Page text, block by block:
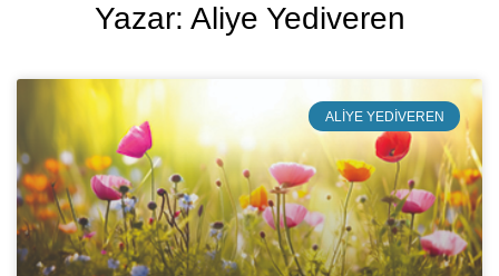
Yazar: Aliye Yediveren
ALIYE YEDIVEREN